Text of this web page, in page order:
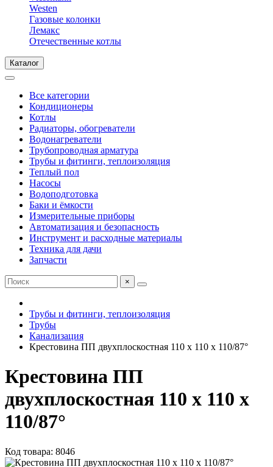
Westen
Газовые колонки
Лемакс
Отечественные котлы
Каталог
Все категории
Кондиционеры
Котлы
Радиаторы, обогреватели
Водонагреватели
Трубопроводная арматура
Трубы и фитинги, теплоизоляция
Теплый пол
Насосы
Водоподготовка
Баки и ёмкости
Измерительные приборы
Автоматизация и безопасность
Инструмент и расходные материалы
Техника для дачи
Запчасти
×
Трубы и фитинги, теплоизоляция
Трубы
Канализация
Крестовина ПП двухплоскостная 110 х 110 х 110/87°
Крестовина ПП
двухплоскостная 110 х 110 х
110/87°
Код товара: 8046